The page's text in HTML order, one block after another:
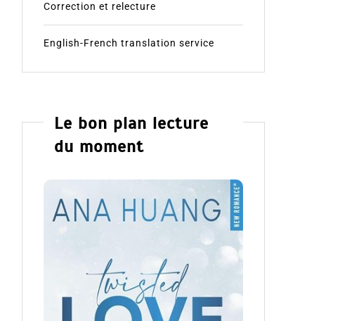
Correction et relecture
English-French translation service
Le bon plan lecture
du moment